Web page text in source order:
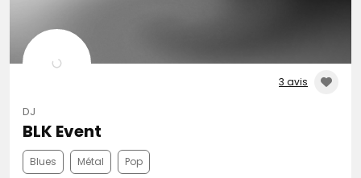
3 avis
DJ
BLK Event
Blues Métal Pop